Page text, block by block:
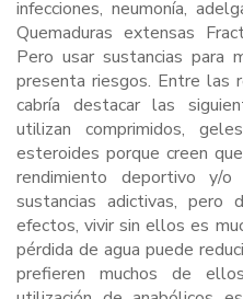
infecciones, neumonía,
Quemaduras extensas
Pero usar sustancias para
presenta riesgos. Entre las
cabría destacar las
utilizan comprimidos,
esteroides porque creen
rendimiento deportivo y/
sustancias adictivas,
efectos, vivir sin ellos es
pérdida de agua puede
prefieren muchos de